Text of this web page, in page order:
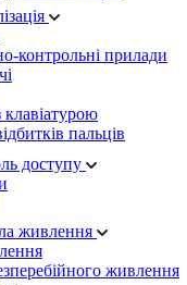
контрольні прилади
клавіатурою
пальців
доступу
живлення
живлення